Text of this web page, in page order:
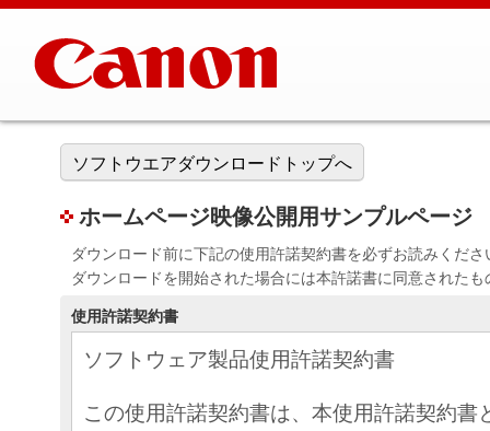
ソフトウエアダウンロードトップへ
ホームページ映像公開用サンプルページ
ダウンロード前に下記の使用許諾契約書を必ずお読みくださ
ダウンロードを開始された場合には本許諾書に同意された
使用許諾契約書
ソフトウェア製品使用許諾契約書
この使用許諾契約書は、本使用許諾契約書